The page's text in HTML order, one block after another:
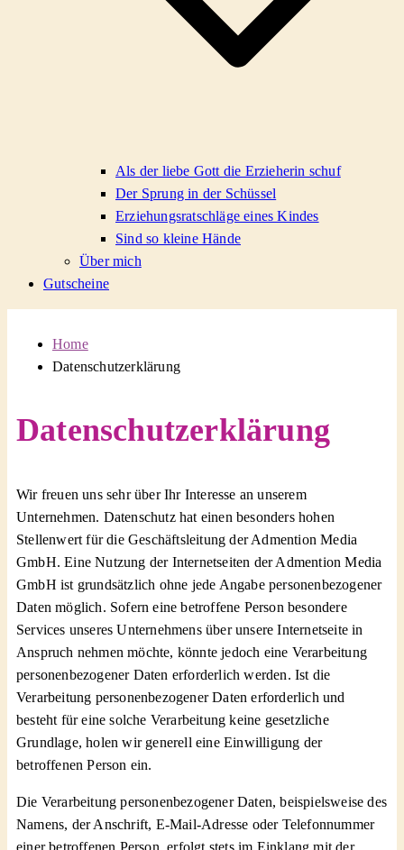
Als der liebe Gott die Erzieherin schuf
Der Sprung in der Schüssel
Erziehungsratschläge eines Kindes
Sind so kleine Hände
Über mich
Gutscheine
Home
Datenschutzerklärung
Datenschutzerklärung
Wir freuen uns sehr über Ihr Interesse an unserem
Unternehmen. Datenschutz hat einen besonders hohen
Stellenwert für die Geschäftsleitung der Admention Media
GmbH. Eine Nutzung der Internetseiten der Admention Media
GmbH ist grundsätzlich ohne jede Angabe personenbezogener
Daten möglich. Sofern eine betroffene Person besondere
Services unseres Unternehmens über unsere Internetseite in
Anspruch nehmen möchte, könnte jedoch eine Verarbeitung
personenbezogener Daten erforderlich werden. Ist die
Verarbeitung personenbezogener Daten erforderlich und
besteht für eine solche Verarbeitung keine gesetzliche
Grundlage, holen wir generell eine Einwilligung der
betroffenen Person ein.
Die Verarbeitung personenbezogener Daten, beispielsweise des
Namens, der Anschrift, E-Mail-Adresse oder Telefonnummer